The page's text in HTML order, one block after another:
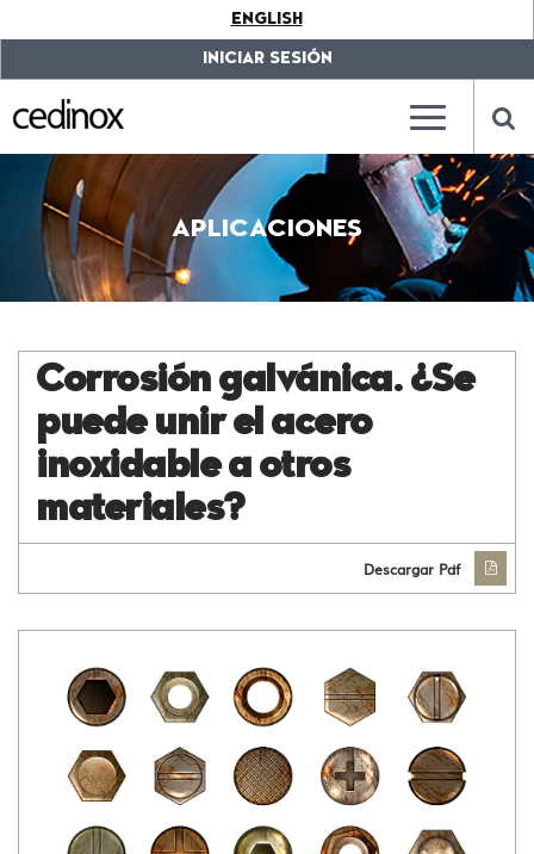
label.access.jump.content???
???
label.access.jump.header???
label.access.jump.footer???
???
label.access.jump.menu???
ENGLISH
INICIAR SESIÓN
???
???
APLICACIONES
Corrosión galvánica. ¿Se
puede unir el acero
inoxidable a otros
materiales?
Descargar Pdf